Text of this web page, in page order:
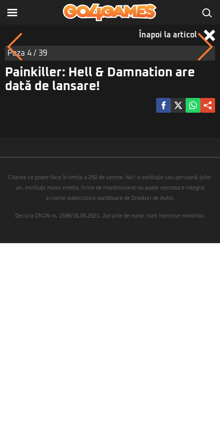
Înapoi la articol
Poza 4 / 39
Painkiller: Hell & Damnation are
dată de lansare!
Citarea se poate face în limita a 250 de semne. Nici o instituţie sau persoană (site-
uri, instituţii mass-media, firme de monitorizare) nu poate reproduce integral
scrierile publicistice purtătoare de Drepturi de Autor.
Decizia ONJN nr. 1598/16.09.2021. Jocurile de noroc sunt interzise minorilor.